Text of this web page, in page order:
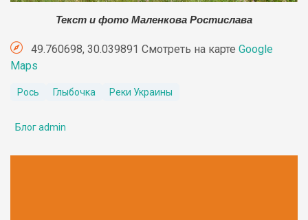
Текст и фото Маленкова Ростислава
49.760698, 30.039891 Смотреть на карте Google
Maps
Рось Глыбочка Реки Украины
Блог admin